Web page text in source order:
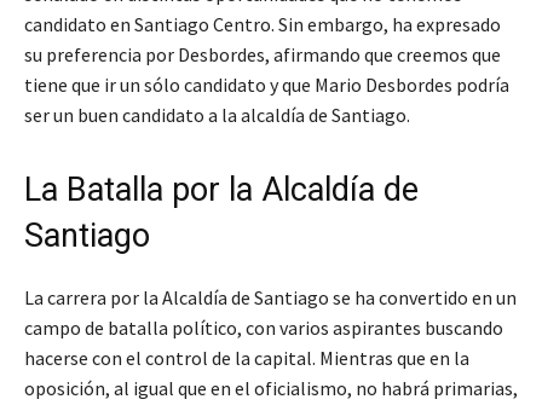
candidato en Santiago Centro. Sin embargo, ha expresado
su preferencia por Desbordes, afirmando que creemos que
tiene que ir un sólo candidato y que Mario Desbordes podría
ser un buen candidato a la alcaldía de Santiago.
La Batalla por la Alcaldía de
Santiago
La carrera por la Alcaldía de Santiago se ha convertido en un
campo de batalla político, con varios aspirantes buscando
hacerse con el control de la capital. Mientras que en la
oposición, al igual que en el oficialismo, no habrá primarias,